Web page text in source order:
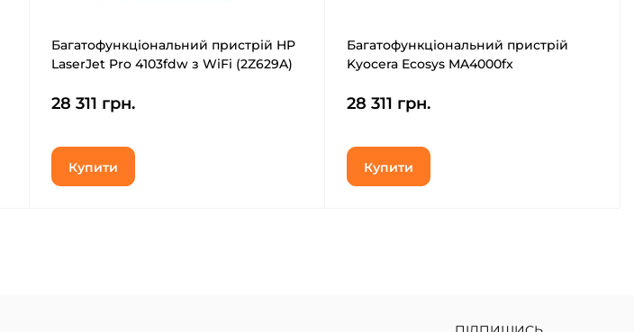
Багатофункціональний пристрій HP
LaserJet Pro 4103fdw з WiFi (2Z629A)
28 311 грн.
Купити
Багатофункціональний пристрій
Kyocera Ecosys MA4000fx
28 311 грн.
Купити